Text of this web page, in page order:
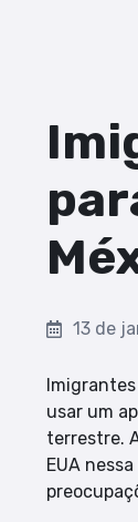
13 de
usar um
terrestre.
EUA